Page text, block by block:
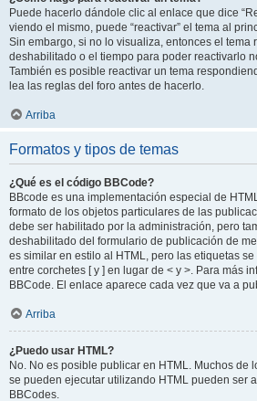
Puede hacerlo dándole clic al enlace que dice
viendo el mismo, puede “reactivar” el tema al
Sin embargo, si no lo visualiza, entonces el tema
deshabilitado o el tiempo para poder reactivarlo
También es posible reactivar un tema
lea las reglas del foro antes de hacerlo.
Arriba
Formatos y tipos de temas
¿Qué es el código BBCode?
BBcode es una implementación especial de
formato de los objetos particulares de las
debe ser habilitado por la administración, pero
deshabilitado del formulario de publicación de
es similar en estilo al HTML, pero las etiquetas
entre corchetes [ y ] en lugar de < y >. Para más
BBCode. El enlace aparece cada vez que va a
Arriba
¿Puedo usar HTML?
No. No es posible publicar en HTML. Muchos de
se pueden ejecutar utilizando HTML pueden ser
BBCodes.